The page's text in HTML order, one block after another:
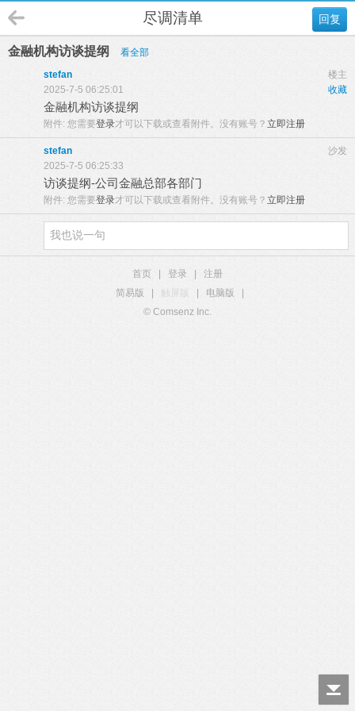
回复
尽调清单
金融机构访谈提纲
看全部
楼主
stefan
收藏
2025-7-5 06:25:01
金融机构访谈提纲
附件: 您需要登录才可以下载或查看附件。没有账号？ 立即注册
沙发
stefan
2025-7-5 06:25:33
访谈提纲-公司金融总部各部门
附件: 您需要登录才可以下载或查看附件。没有账号？ 立即注册
首页 登录
注册
简易版
触屏版 电脑版
© Comsenz Inc.